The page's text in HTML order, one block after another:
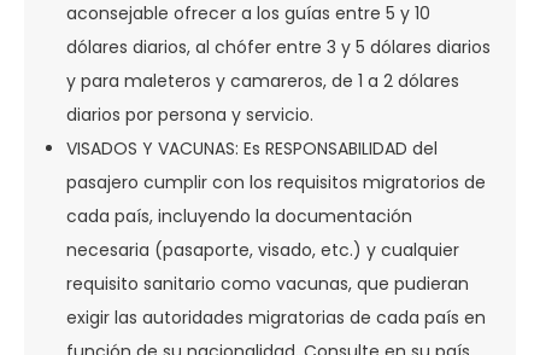
aconsejable ofrecer a los guías entre 5 y 10
dólares diarios, al chófer entre 3 y 5 dólares diarios
y para maleteros y camareros, de 1 a 2 dólares
diarios por persona y servicio.
VISADOS Y VACUNAS: Es RESPONSABILIDAD del
pasajero cumplir con los requisitos migratorios de
cada país, incluyendo la documentación
necesaria (pasaporte, visado, etc.) y cualquier
requisito sanitario como vacunas, que pudieran
exigir las autoridades migratorias de cada país en